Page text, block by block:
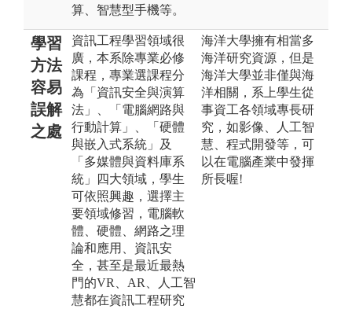
算、智慧型手機等。
學習
方法
容易
誤解
之處
資訊工程學習領域很
廣，本系除專業必修
課程，專業選課程分
為「資訊安全與演算
法」、「電腦網路與
行動計算」、「硬體
與嵌入式系統」及
「多媒體與資料庫系
統」四大領域，學生
可依照興趣，選擇主
要領域修習，電腦軟
體、硬體、網路之理
論和應用、資訊安
全，甚至是最近最熱
門的VR、AR、人工智
慧都在資訊工程研究
海洋大學擁有相當多
海洋研究資源，但是
海洋大學並非僅與海
洋相關，系上學生從
事資工各領域專長研
究，如影像、人工智
慧、程式開發等，可
以在電腦產業中發揮
所長喔!